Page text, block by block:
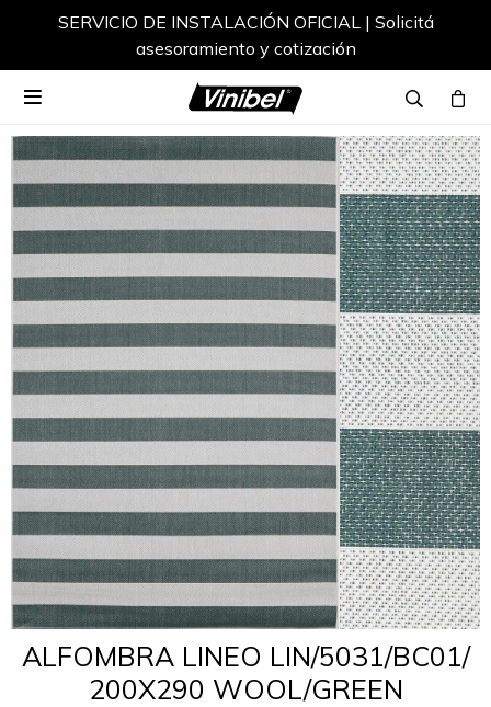
SERVICIO DE INSTALACIÓN OFICIAL | Solicitá
asesoramiento y cotización

ALFOMBRA LINEO LIN/5031/BC01/
200X290 WOOL/GREEN